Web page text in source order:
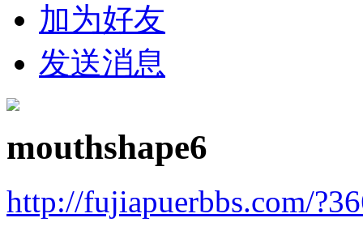
加为好友
发送消息
mouthshape6
http://fujiapuerbbs.com/